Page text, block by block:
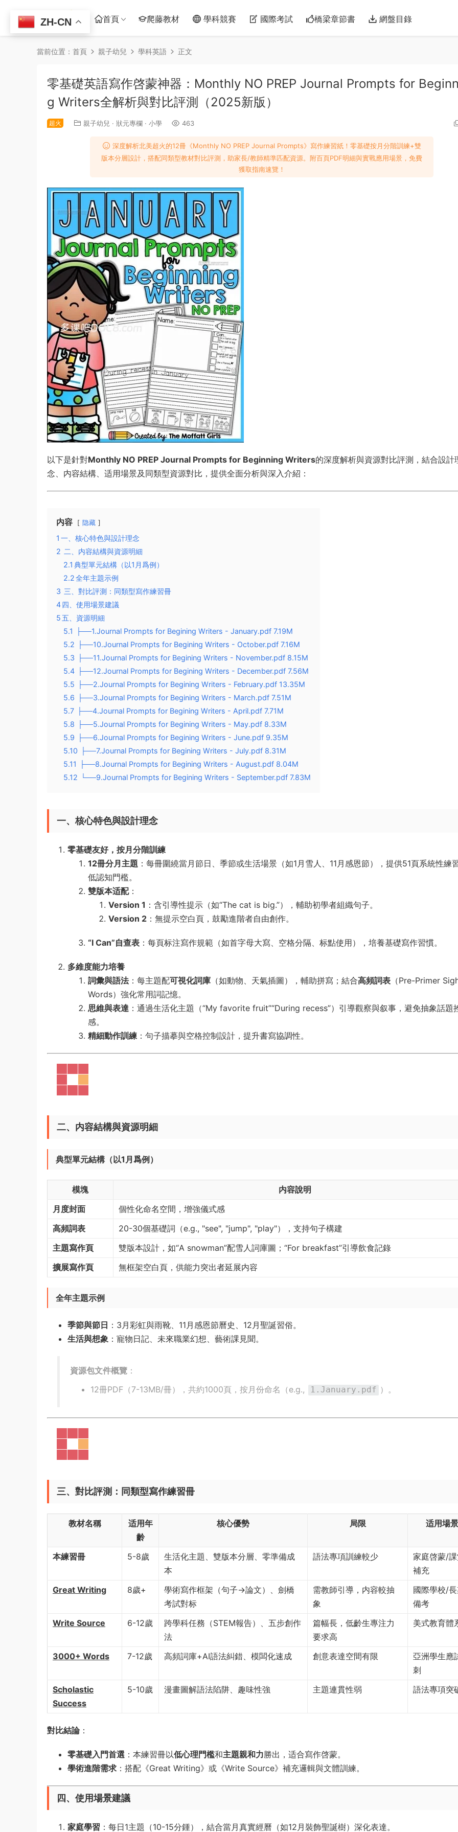
首頁 爬藤教材 學科競賽 國際考試 橋梁章節書 網盤目錄
當前位置： 首頁 親子幼兒 學科英語 正文
零基礎英語寫作啓蒙神器：Monthly NO PREP Journal Prompts for
g Writers全解析與對比評測（2025新版）
超火 親子幼兒 · 狀元專欄 · 小學 463
深度解析北美超火的12冊《Monthly NO PREP Journal Prompts》寫作練習紙！零基礎按月分階訓練+雙
版本分層設計，搭配同類型教材對比評測，助家長/教師精準匹配資源。附百頁PDF明細與實戰應用場景，免費
獲取指南速覽！
以下是針對Monthly NO PREP Journal Prompts for Beginning Writers的深度解析與資源對比評測，結合設計
念、内容結構、适用場景及同類型資源對比，提供全面分析與深入介紹：
内容 隐藏
1 ​一、核心特色與設計理念​
2 二、内容結構與資源明細​
2.1 ​典型單元結構（以1月爲例）​​
2.2​全年主題示例​
3 三、對比評測：同類型寫作練習冊​
4​四、使用場景建議​
5​五、資源明細
5.1
├──1.Journal Prompts for Begining Writers - January.pdf 7.19M
5.2
├──10.Journal Prompts for Begining Writers - October.pdf 7.16M
5.3
├──11.Journal Prompts for Begining Writers - November.pdf 8.15M
5.4
├──12.Journal Prompts for Begining Writers - December.pdf 7.56M
5.5
├──2.Journal Prompts for Begining Writers - February.pdf 13.35M
5.6
├──3.Journal Prompts for Begining Writers - March.pdf 7.51M
5.7
├──4.Journal Prompts for Begining Writers - April.pdf 7.71M
5.8
├──5.Journal Prompts for Begining Writers - May.pdf 8.33M
5.9
├──6.Journal Prompts for Begining Writers - June.pdf 9.35M
5.10
├──7.Journal Prompts for Begining Writers - July.pdf 8.31M
5.11
├──8.Journal Prompts for Begining Writers - August.pdf 8.04M
5.12
└──9.Journal Prompts for Begining Writers - September.pdf 7.83M
一、核心特色與設計理念
零基礎友好，按月分階訓練
12冊分月主題 ：每冊圍繞當月節日、季節或生活場景（如1月雪人、11月感恩節），提供51頁系統性練
低認知門檻。
雙版本适配​：
Version 1 ​：含引導性提示（如“The cat is big.”），輔助初學者組織句子。
Version 2 ​：無提示空白頁，鼓勵進階者自由創作。
​“I Can”自查表 ​：每頁标注寫作規範（如首字母大寫、空格分隔、标點使用），培養基礎寫作習慣。
多維度能力培養
詞彙與語法​：每主題配可視化詞庫 ​（如動物、天氣插圖），輔助拼寫；結合高頻詞表 （Pre-Primer
Words）強化常用詞記憶。
思維與表達 ：通過生活化主題（“My favorite fruit”“During recess”）引導觀察與叙事，避免抽象話題
感。
精細動作訓練​：句子描摹與空格控制設計，提升書寫協調性。
二、内容結構與資源明細
典型單元結構（以1月爲例）​
模塊
内容說明
月度封面
個性化命名空間，增強儀式感
高頻詞表
20-30個基礎詞（e.g., "see", "jump", "play"），支持句子構建
主題寫作頁
雙版本設計，如“A snowman”配雪人詞庫圖；“For breakfast”引導飲食記錄
擴展寫作頁
無框架空白頁，供能力突出者延展内容
全年主題示例
季節與節日 ​：3月彩虹與雨靴、11月感恩節曆史、12月聖誕習俗。
生活與想象 ​：寵物日記、未來職業幻想、藝術課見聞。
資源包文件概覽 ​：
12冊PDF（7-13MB/冊），共約1000頁，按月份命名（e.g.,
1.January.pdf ）。
三、對比評測：同類型寫作練習冊
教材名稱
适用年
齡
核心優勢 局限 适用場景
本練習冊 5-8歲
生活化主題、雙版本分層、零準備成
本
語法專項訓練較少
家庭啓蒙/
補充
Great Writing
8歲+
學術寫作框架（句子→論文）、劍橋
考試對标
需教師引導，内容較抽
象
國際學校/
備考
Write Source
6-12歲
跨學科任務（STEM報告）、五步創作
法
篇幅長，低齡生專注力
要求高
美式教育體
3000+ Words 7-12歲 高頻詞庫+AI語法糾錯、模闆化速成 創意表達空間有限
亞洲學生應
刺
Scholastic
Success
5-10歲 漫畫圖解語法陷阱、趣味性強 主題連貫性弱 語法專項突
對比結論​：
零基礎入門首選 ​：本練習冊以低心理門檻和主題親和力勝出，适合寫作啓蒙。
學術進階需求 ​：搭配《Great Writing》或《Write Source》補充邏輯與文體訓練。
四、使用場景建議
家庭學習 ​：每日1主題（10-15分鍾），結合當月真實經曆（如12月裝飾聖誕樹）深化表達。
ZH-CN